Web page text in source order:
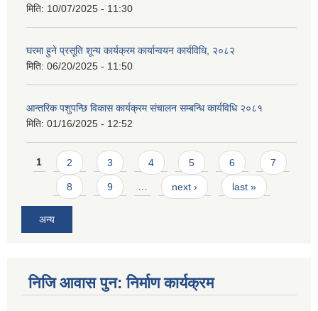
मिति: 10/07/2025 - 11:30
घरमा हुने प्रसूति शून्य कार्यक्रम कार्यान्वयन कार्यविधि, २०८२
मिति: 06/20/2025 - 11:50
आन्तरिक पशुपन्छि विकास कार्यक्रम संचालन सम्बन्धि कार्यविधि २०८१
मिति: 01/16/2025 - 12:52
Pages
1 2 3 4 5 6 7
8 9 … next › last »
अन्य
निजि आवास पुन: निर्माण कार्यक्रम